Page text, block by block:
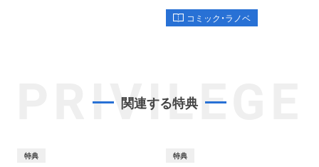
コミック・ラノベ
PRIVILEGE
関連する特典
特典 特典